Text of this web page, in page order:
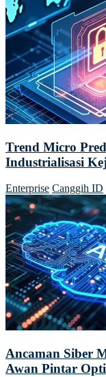
Trend Micro
Industrialisasi
Enterprise Canggih ID
Ancaman Siber
Awan Pintar